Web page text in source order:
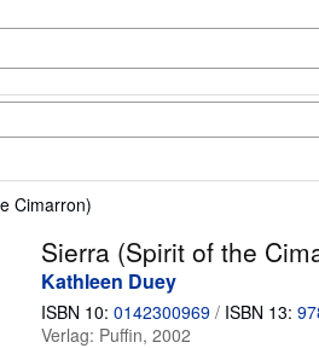
Cimarron)
Sierra (Spirit of the
Kathleen Duey
ISBN 10: 0142300969 / ISBN 13:
Verlag: Puffin, 2002